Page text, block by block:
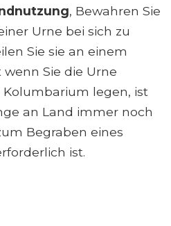
, Bewahren Sie
Urne bei sich zu
Sie sie an einem
Sie die Urne
legen, ist
an Land immer noch
Begraben eines
ist.